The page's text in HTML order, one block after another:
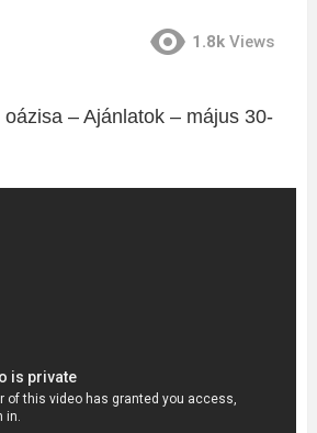
1.8k Views
– Ajánlatok – május 30-